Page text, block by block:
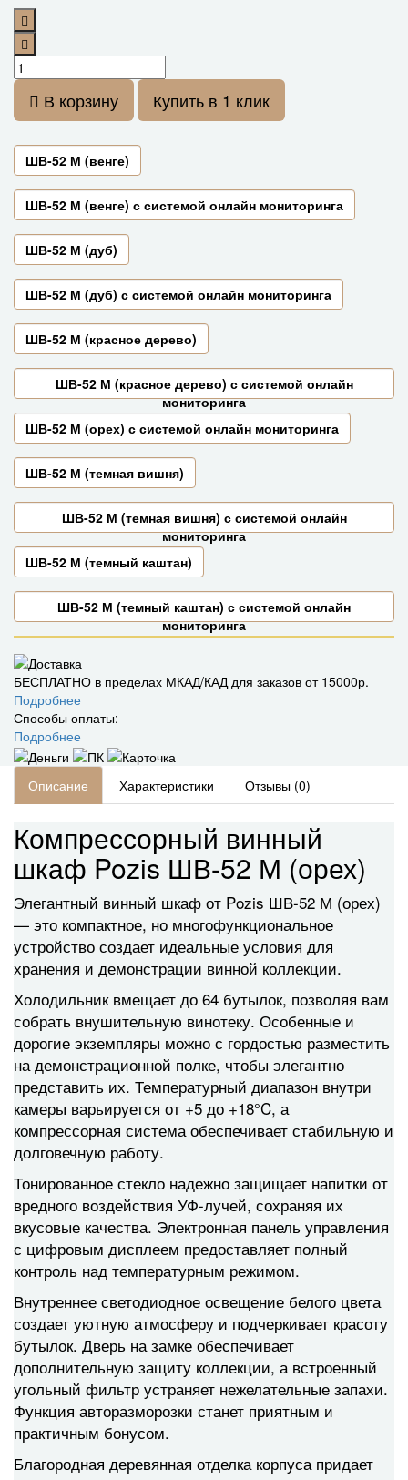
В корзину Купить в 1 клик
ШВ-52 М (венге)
ШВ-52 М (венге) с системой онлайн мониторинга
ШВ-52 М (дуб)
ШВ-52 М (дуб) с системой онлайн мониторинга
ШВ-52 М (красное дерево)
ШВ-52 М (красное дерево) с системой онлайн
мониторинга
ШВ-52 М (орех) с системой онлайн мониторинга
ШВ-52 М (темная вишня)
ШВ-52 М (темная вишня) с системой онлайн
мониторинга
ШВ-52 М (темный каштан)
ШВ-52 М (темный каштан) с системой онлайн
мониторинга
БЕСПЛАТНО в пределах МКАД/КАД для заказов от 15000р.
Подробнее
Способы оплаты:
Подробнее
Описание Характеристики Отзывы (0)
Компрессорный винный
шкаф Pozis ШВ-52 М (орех)
Элегантный винный шкаф от Pozis ШВ-52 М (орех)
— это компактное, но многофункциональное
устройство создает идеальные условия для
хранения и демонстрации винной коллекции.
Холодильник вмещает до 64 бутылок, позволяя вам
собрать внушительную винотеку. Особенные и
дорогие экземпляры можно с гордостью разместить
на демонстрационной полке, чтобы элегантно
представить их. Температурный диапазон внутри
камеры варьируется от +5 до +18°C, а
компрессорная система обеспечивает стабильную и
долговечную работу.
Тонированное стекло надежно защищает напитки от
вредного воздействия УФ-лучей, сохраняя их
вкусовые качества. Электронная панель управления
с цифровым дисплеем предоставляет полный
контроль над температурным режимом.
Внутреннее светодиодное освещение белого цвета
создает уютную атмосферу и подчеркивает красоту
бутылок. Дверь на замке обеспечивает
дополнительную защиту коллекции, а встроенный
угольный фильтр устраняет нежелательные запахи.
Функция авторазморозки станет приятным и
практичным бонусом.
Благородная деревянная отделка корпуса придает